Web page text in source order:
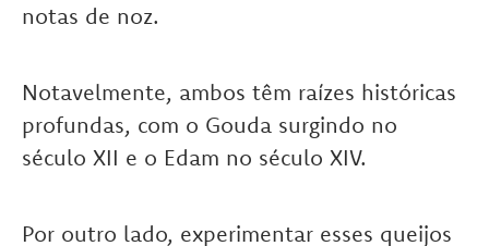
notas de noz.
Notavelmente, ambos têm raízes históricas
profundas, com o Gouda surgindo no
século XII e o Edam no século XIV.
Por outro lado, experimentar esses queijos